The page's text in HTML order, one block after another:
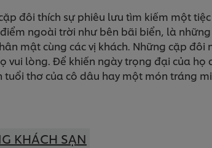
đôi thích sự phiêu lưu tìm kiếm một
ngoài trời như bên bãi biển, là
mật cùng các vị khách. Những cặp
vui lòng. Để khiến ngày trọng đại của
tuổi thơ của cô dâu hay một món tráng
KHÁCH SẠN